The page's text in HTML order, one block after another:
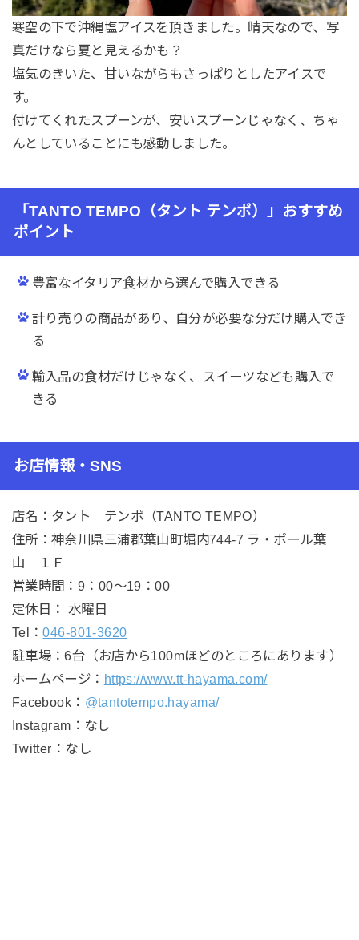
寒空の下で沖縄塩アイスを頂きました。晴天なので、写
真だけなら夏と見えるかも？
塩気のきいた、甘いながらもさっぱりとしたアイスで
す。
付けてくれたスプーンが、安いスプーンじゃなく、ちゃ
んとしていることにも感動しました。
「TANTO TEMPO（タント テンポ）」おすすめ
ポイント
豊富なイタリア食材から選んで購入できる
計り売りの商品があり、自分が必要な分だけ購入でき
る
輸入品の食材だけじゃなく、スイーツなども購入で
きる
お店情報・SNS
店名：タント テンポ（TANTO TEMPO）
住所：神奈川県三浦郡葉山町堀内744-7 ラ・ポール葉
山 １Ｆ
営業時間：9：00～19：00
定休日： 水曜日
Tel：046-801-3620
駐車場：6台（お店から100mほどのところにあります）
ホームページ： https://www.tt-hayama.com/
Facebook： @tantotempo.hayama/
Instagram：なし
Twitter：なし